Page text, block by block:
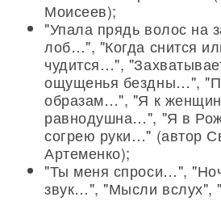
Моисеев);
"Упала прядь волос на
лоб…", "Когда снится
чудится…",
ощущенья бездны…",
образам…", "Я к
равнодушна…", "Я в
согрею руки…" (автор
Артеменко);
"Ты меня спроси…",
звук…", "Мысли вслух",